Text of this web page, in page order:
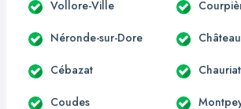
Vollore-Ville
Néronde-sur-Dore
Cébazat Chauriat
Coudes